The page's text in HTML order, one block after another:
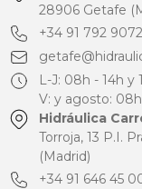
28906 Getafe
+34 91 792 9072
L-J: 08h - 14h y
V: y agosto: 08h
Hidráulica
Torroja, 13 P.I.
(Madrid)
+34 91 646 45